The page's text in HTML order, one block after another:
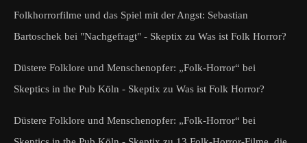
Folkhorrorfilme und das Spiel mit der Angst: Sebastian
Bartoschek bei "Nachgefragt" - Skeptix zu Was ist Folk Horror?
Düstere Folklore und Menschenopfer: „Folk-Horror“ bei
Skeptics in the Pub Köln - Skeptix zu Was ist Folk Horror?
Düstere Folklore und Menschenopfer: „Folk-Horror“ bei